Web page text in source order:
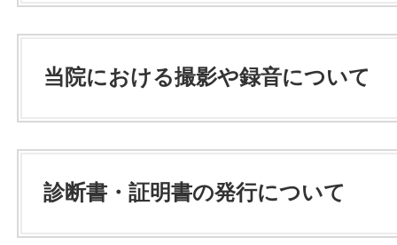
当院における撮影や録音について
診断書・証明書の発行について